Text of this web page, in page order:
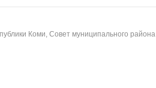
Коми, Совет муниципального района